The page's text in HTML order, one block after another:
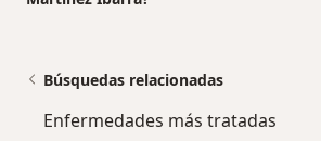
Búsquedas relacionadas
Enfermedades más tratadas